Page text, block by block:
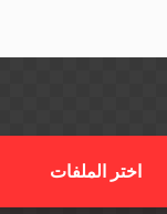
اختر الملفات